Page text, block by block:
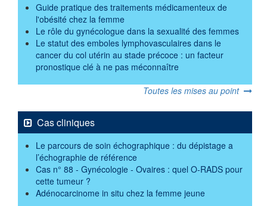
Guide pratique des traitements médicamenteux de
l'obésité chez la femme
Le rôle du gynécologue dans la sexualité des femmes
Le statut des emboles lymphovasculaires dans le
cancer du col utérin au stade précoce : un facteur
pronostique clé à ne pas méconnaître
Toutes les mises au point
Cas cliniques
Le parcours de soin échographique : du dépistage a
l’échographie de référence
Cas n° 88 - Gynécologie - Ovaires : quel O-RADS pour
cette tumeur ?
Adénocarcinome in situ chez la femme jeune